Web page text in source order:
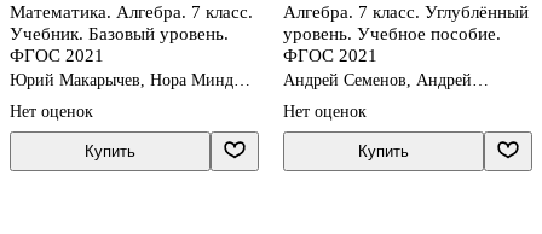
Математика. Алгебра. 7 класс.
Учебник. Базовый уровень.
ФГОС 2021
Юрий Макарычев, Нора Миндюк,
Нет оценок
Купить
Алгебра. 7 класс. Углублённый
уровень. Учебное пособие.
ФГОС 2021
Андрей Семенов, Андрей
Нет оценок
Купить